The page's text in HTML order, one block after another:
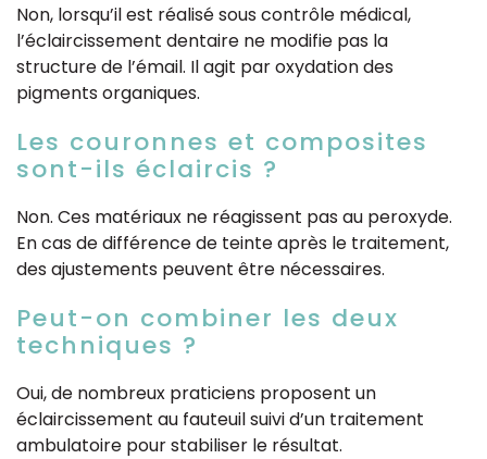
Non, lorsqu’il est réalisé sous contrôle médical,
l’éclaircissement dentaire ne modifie pas la
structure de l’émail. Il agit par oxydation des
pigments organiques.
Les couronnes et composites
sont-ils éclaircis ?
Non. Ces matériaux ne réagissent pas au peroxyde.
En cas de différence de teinte après le traitement,
des ajustements peuvent être nécessaires.
Peut-on combiner les deux
techniques ?
Oui, de nombreux praticiens proposent un
éclaircissement au fauteuil suivi d’un traitement
ambulatoire pour stabiliser le résultat.